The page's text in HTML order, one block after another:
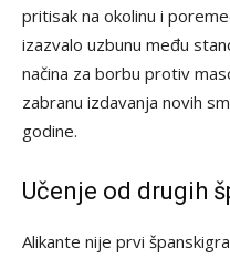
pritisak na okolinu i
izazvalo uzbunu među
načina za borbu protiv
zabranu izdavanja novih
godine.
Učenje od drugih
Alikante nije prvi